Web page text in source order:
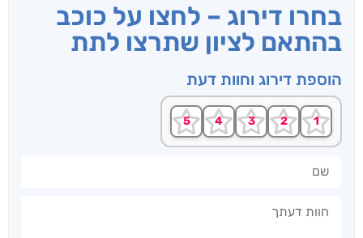
בחרו דירוג – לחצו על כוכב
בהתאם לציון שתרצו לתת
הוספת דירוג וחוות דעת